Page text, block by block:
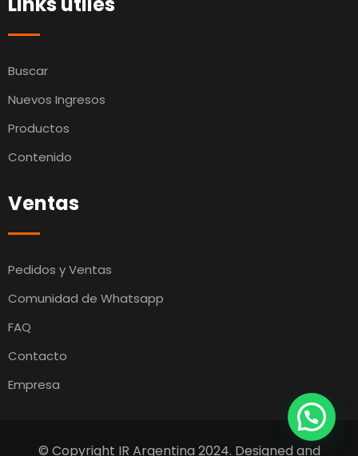
Buscar
Nuevos Ingresos
Productos
Contenido
Ventas
Pedidos y Ventas
Comunidad de Whatsapp
FAQ
Contacto
Empresa
© Copyright IR Argentina 2024. Designed and